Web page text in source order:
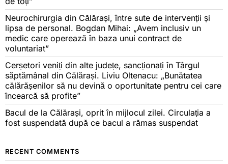
Neurochirurgia din Călărași, între sute de intervenții și
lipsa de personal. Bogdan Mihai: „Avem inclusiv un
medic care operează în baza unui contract de
voluntariat”
Cerșetori veniți din alte județe, sancționați în Târgul
săptămânal din Călărași. Liviu Oltenacu: „Bunătatea
călărășenilor să nu devină o oportunitate pentru cei care
încearcă să profite”
Bacul de la Călărași, oprit în mijlocul zilei. Circulația a
fost suspendată după ce bacul a rămas suspendat
RECENT COMMENTS